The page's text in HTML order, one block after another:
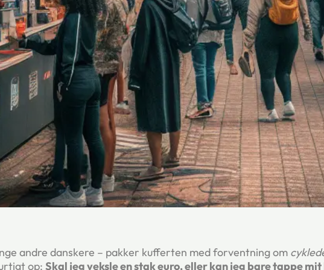
andre danskere – pakker kufferten med forventning om
op: Skal jeg veksle en stak euro, eller kan jeg bare tappe